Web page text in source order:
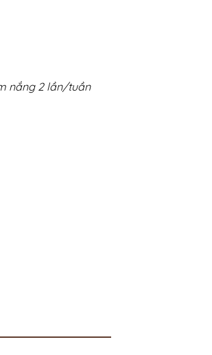
nắng 2 lần/tuần